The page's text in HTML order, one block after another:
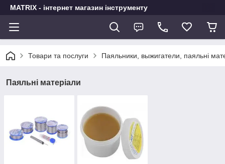
MATRIX - інтернет магазин інструменту
Товари та послуги Паяльники, выжигатели, паяльні
Паяльні матеріали